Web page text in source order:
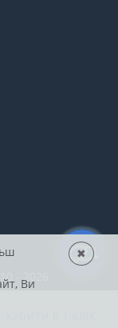
- 2026
Ви
✖